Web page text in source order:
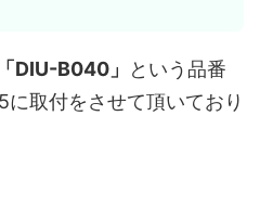
DIU-B040」
という品番
取付をさせて頂いており